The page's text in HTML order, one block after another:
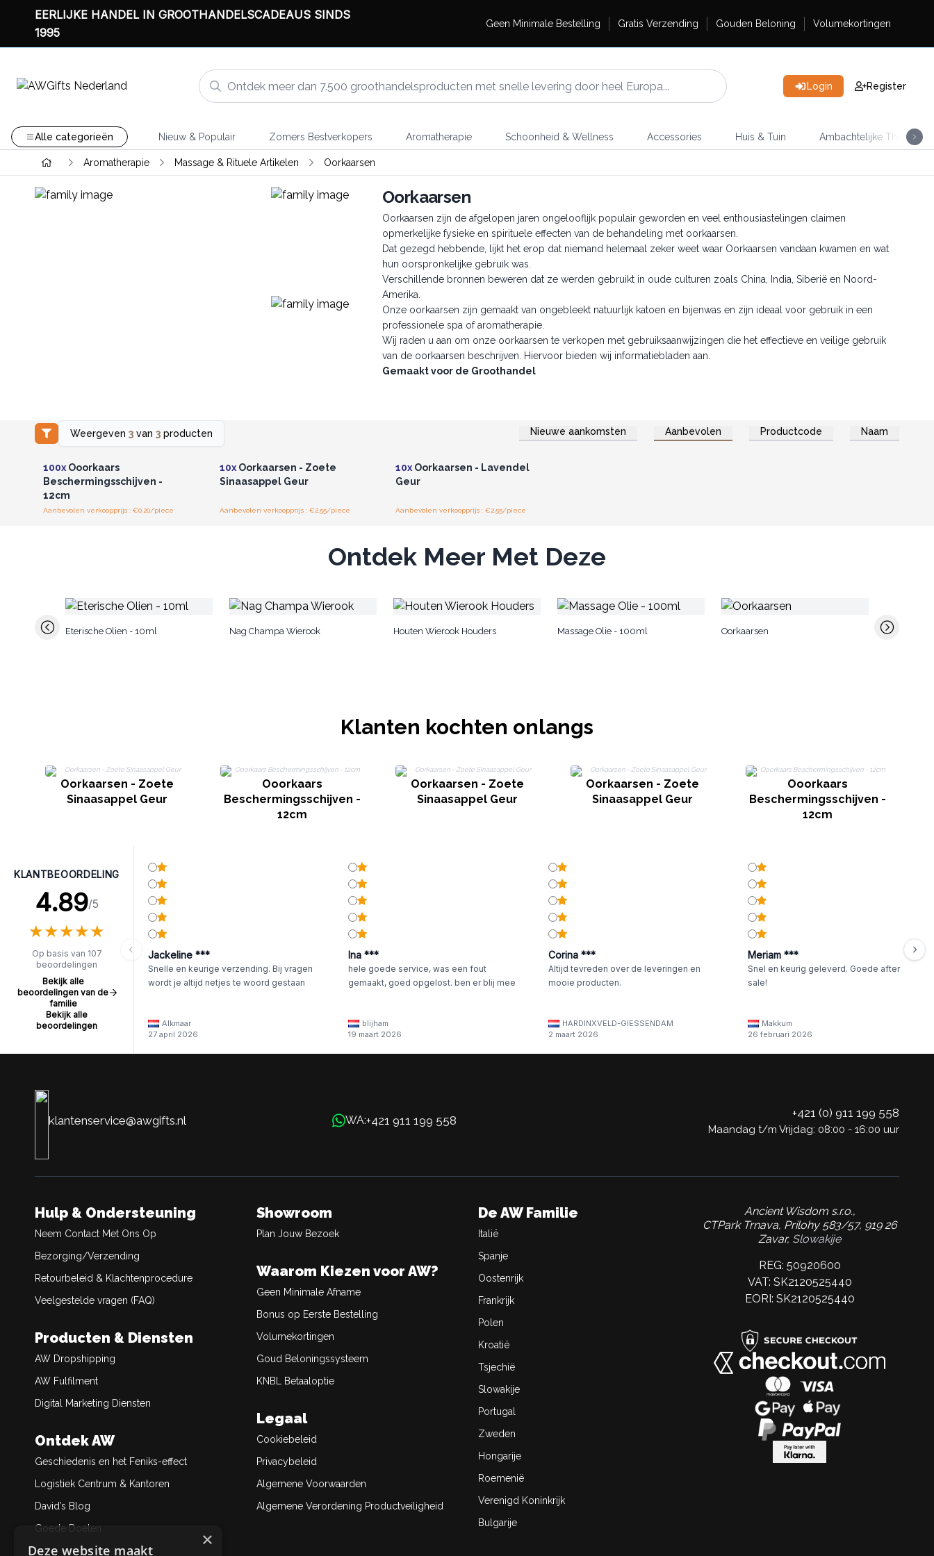
EERLIJKE HANDEL IN GROOTHANDELSCADEAUS SINDS
1995
Geen Minimale Bestelling Gratis Verzending Gouden Beloning Volumekortingen
Login Register
Alle categorieën Nieuw & Populair Zomers Bestverkopers Aromatherapie Schoonheid & Wellness Accessories Huis & Tuin Ambachtelijke Thee
Aromatherapie Massage & Rituele Artikelen Oorkaarsen
Oorkaarsen
Oorkaarsen zijn de afgelopen jaren ongelooflijk populair geworden en veel enthousiastelingen claimen
opmerkelijke fysieke en spirituele effecten van de behandeling met oorkaarsen.
Dat gezegd hebbende, lijkt het erop dat niemand helemaal zeker weet waar Oorkaarsen vandaan kwamen en wat
hun oorspronkelijke gebruik was.
Verschillende bronnen beweren dat ze werden gebruikt in oude culturen zoals China, India, Siberië en Noord-
Amerika.
Onze oorkaarsen zijn gemaakt van ongebleekt natuurlijk katoen en bijenwas en zijn ideaal voor gebruik in een
professionele spa of aromatherapie.
Wij raden u aan om onze oorkaarsen te verkopen met gebruiksaanwijzingen die het effectieve en veilige gebruik
van de oorkaarsen beschrijven. Hiervoor bieden wij informatiebladen aan.
Gemaakt voor de Groothandel
Weergeven 3van 3producten Nieuwe aankomsten Aanbevolen Productcode Naam
Log in of registreer u voor
groothandelsprijzen.
100x Ooorkaars
Beschermingsschijven -
12cm
Aanbevolen verkoopprijs : €0.20/piece
10xOorkaarsen - Zoete
Sinaasappel Geur
Aanbevolen verkoopprijs : €2.55/piece
10x Oorkaarsen - Lavendel
Geur
Aanbevolen verkoopprijs : €2.55/piece
Ontdek Meer Met Deze
Eterische Olien - 10ml Nag Champa Wierook Houten Wierook Houders Massage Olie - 100ml Oorkaarsen
Klanten kochten onlangs
Oorkaarsen - Zoete
Sinaasappel Geur
Ooorkaars
Beschermingsschijven -
12cm
Oorkaarsen - Zoete
Sinaasappel Geur
Oorkaarsen - Zoete
Sinaasappel Geur
Ooorkaars
Beschermingsschijven -
12cm
KLANTBEOORDELING
4.89/5
★★★★★
★★★★★
Op basis van 107
beoordelingen
Bekijk alle
beoordelingen van de
familie
Bekijk alle
beoordelingen
Jackeline ***
Snelle en keurige verzending. Bij vragen
wordt je altijd netjes te woord gestaan
Alkmaar
27 april 2026
Ina ***
hele goede service, was een fout
gemaakt, goed opgelost. ben er blij mee
blijham
19 maart 2026
Corina ***
Altijd tevreden over de leveringen en
mooie producten.
HARDINXVELD-GIESSENDAM
2 maart 2026
Meriam ***
Snel en keurig geleverd. Goede after
sale!
Makkum
26 februari 2026
klantenservice@awgifts.nl WA:+421 911 199 558
+421 (0) 911 199 558
Maandag t/m Vrijdag: 08:00 - 16:00 uur
Hulp & Ondersteuning
Neem Contact Met Ons Op
Bezorging/Verzending
Retourbeleid & Klachtenprocedure
Veelgestelde vragen (FAQ)
Producten & Diensten
AW Dropshipping
AW Fulfilment
Digital Marketing Diensten
Ontdek AW
Geschiedenis en het Feniks-effect
Logistiek Centrum & Kantoren
David’s Blog
Goede Doelen
Showroom
Plan Jouw Bezoek
Waarom Kiezen voor AW?
Geen Minimale Afname
Bonus op Eerste Bestelling
Volumekortingen
Goud Beloningssysteem
KNBL Betaaloptie
Legaal
Cookiebeleid
Privacybeleid
Algemene Voorwaarden
Algemene Verordening Productveiligheid
De AW Familie
Italië
Spanje
Oostenrijk
Frankrijk
Polen
Kroatië
Tsjechië
Slowakije
Portugal
Zweden
Hongarije
Roemenië
Verenigd Koninkrijk
Bulgarije
Ancient Wisdom s.r.o.,
CTPark Trnava, Prílohy 583/57, 919 26
Zavar, Slowakije
REG: 50920600
VAT: SK2120525440
EORI: SK2120525440
×
Deze website maakt